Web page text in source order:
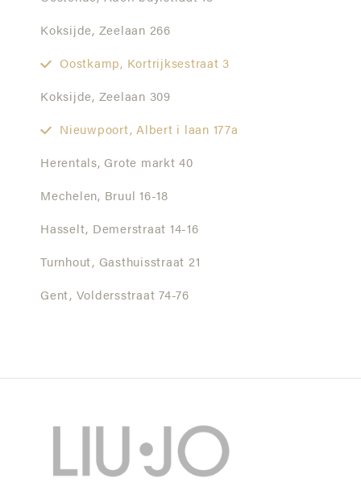
Koksijde, Zeelaan 266
Oostkamp, Kortrijksestraat 3
Koksijde, Zeelaan 309
Nieuwpoort, Albert i laan 177a
Herentals, Grote markt 40
Mechelen, Bruul 16-18
Hasselt, Demerstraat 14-16
Turnhout, Gasthuisstraat 21
Gent, Voldersstraat 74-76